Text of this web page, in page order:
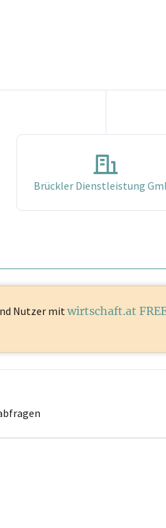
Brückler Dienstleistung
Nutzer mit wirtschaft.at